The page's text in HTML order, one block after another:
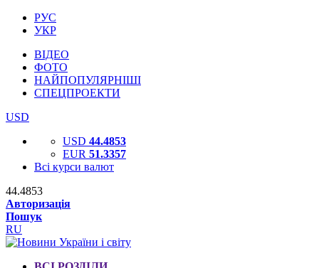
РУС
УКР
ВІДЕО
ФОТО
НАЙПОПУЛЯРНІШІ
СПЕЦПРОЕКТИ
USD
USD 44.4853
EUR 51.3357
Всі курси валют
44.4853
Авторизація
Пошук
RU